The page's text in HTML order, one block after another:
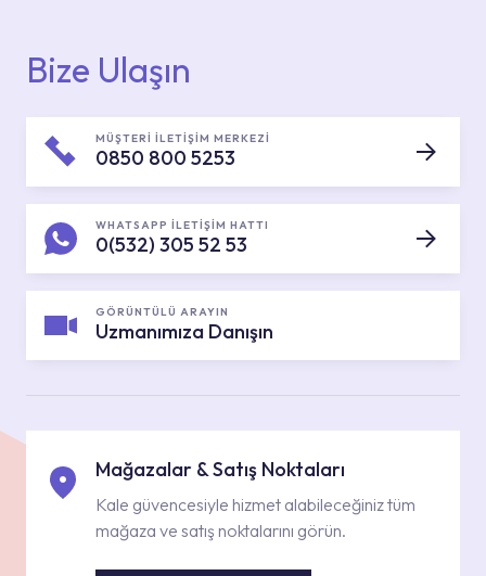
Bize Ulaşın
MÜŞTERİ İLETİŞİM MERKEZİ
0850 800 5253
WHATSAPP İLETİŞİM HATTI
0(532) 305 52 53
GÖRÜNTÜLÜ ARAYIN
Uzmanımıza Danışın
Mağazalar & Satış Noktaları
Kale güvencesiyle hizmet alabileceğiniz tüm
mağaza ve satış noktalarını görün.